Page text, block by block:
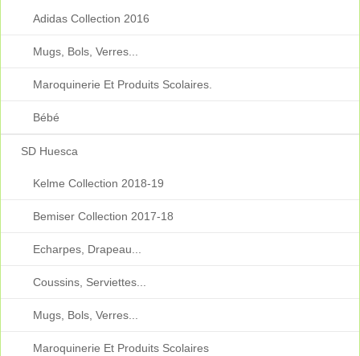
Adidas Collection 2016
Mugs, Bols, Verres...
Maroquinerie Et Produits Scolaires.
Bébé
SD Huesca
Kelme Collection 2018-19
Bemiser Collection 2017-18
Echarpes, Drapeau...
Coussins, Serviettes...
Mugs, Bols, Verres...
Maroquinerie Et Produits Scolaires